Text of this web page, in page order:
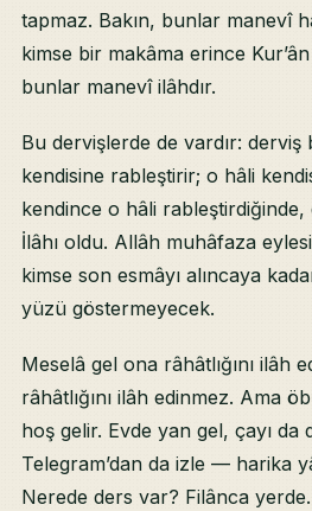
tapmaz. Bakın, bunlar manevî
kimse bir makâma erince
bunlar manevî ilâhdır.
Bu dervişlerde de vardır: derviş
kendisine rableştirir; o hâli
kendince o hâli
İlâhı oldu. Allâh muhâfaza
kimse son esmâyı alıncaya
yüzü göstermeyecek.
Meselâ gel ona râhâtlığını ilâh
râhâtlığını ilâh edinmez. Ama
hoş gelir. Evde yan gel, çayı da
Telegram’dan da izle — harika
Nerede ders var? Filânca